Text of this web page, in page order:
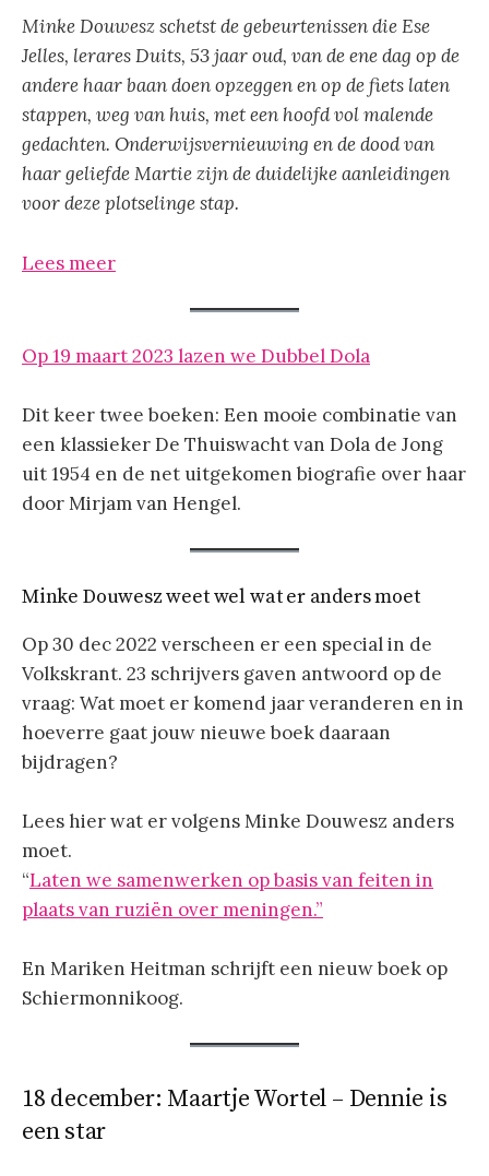
Minke Douwesz schetst de gebeurtenissen die Ese
Jelles, lerares Duits, 53 jaar oud, van de ene dag op de
andere haar baan doen opzeggen en op de fiets laten
stappen, weg van huis, met een hoofd vol malende
gedachten. Onderwijsvernieuwing en de dood van
haargeliefde Martie zijn de duidelijke aanleidingen
voor deze plotselinge stap.
Lees meer
Op 19 maart 2023 lazen we Dubbel Dola
Dit keer twee boeken: Een mooie combinatie van
een klassieker De Thuiswacht van Dola de Jong
uit 1954 en de net uitgekomen biografie over haar
door Mirjam van Hengel.
Minke Douwesz weet wel wat er anders moet
Op 30 dec 2022 verscheen er een special in de
Volkskrant. 23 schrijvers gaven antwoord op de
vraag: Wat moet er komend jaar veranderen en in
hoeverre gaat jouw nieuwe boek daaraan
bijdragen?
Lees hier wat er volgens Minke Douwesz anders
moet.
“Laten we samenwerken op basis van feiten in
plaats van ruziën over meningen.”
En Mariken Heitman schrijft een nieuw boek op
Schiermonnikoog.
18 december: Maartje Wortel – Dennie is
een star